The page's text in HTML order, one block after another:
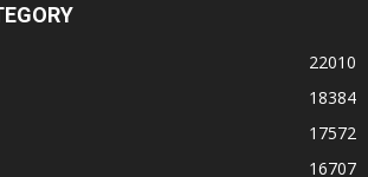
22010
18384
17572
16707